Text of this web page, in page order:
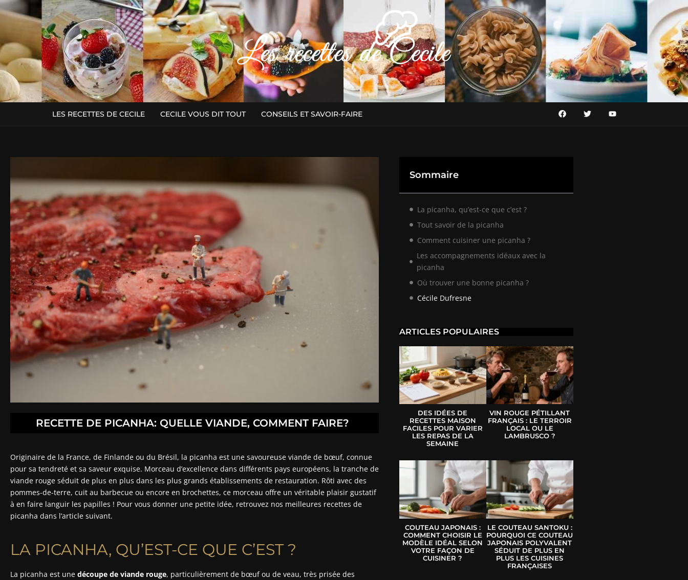
LES RECETTES DE CECILE CECILE VOUS DIT TOUT CONSEILS ET SAVOIR-FAIRE
RECETTE DE PICANHA: QUELLE VIANDE, COMMENT FAIRE?
Originaire de la France, de Finlande ou du Brésil, la picanha est une savoureuse viande de bœuf, connue
pour sa tendreté et sa saveur exquise. Morceau d’excellence dans différents pays européens, la tranche de
viande rouge séduit de plus en plus dans les plus grands établissements de restauration. Rôti avec des
pommes-de-terre, cuit au barbecue ou encore en brochettes, ce morceau offre un véritable plaisir gustatif
à en faire languir les papilles ! Pour vous donner une petite idée, retrouvez nos meilleures recettes de
picanha dans l’article suivant.
LA PICANHA, QU’EST-CE QUE C’EST ?
La picanha est une découpe de viande rouge, particulièrement de bœuf ou de veau, très prisée des
Sommaire
La picanha, qu’est-ce que c’est ?
Tout savoir de la picanha
Comment cuisiner une picanha ?
Les accompagnements idéaux avec la
picanha
Où trouver une bonne picanha ?
Cécile Dufresne
ARTICLES POPULAIRES
DES IDÉES DE
RECETTES MAISON
FACILES POUR VARIER
LES REPAS DE LA
SEMAINE
VIN ROUGE PÉTILLANT
FRANÇAIS : LE TERROIR
LOCAL OU LE
LAMBRUSCO ?
COUTEAU JAPONAIS :
COMMENT CHOISIR LE
MODÈLE IDÉAL SELON
VOTRE FAÇON DE
CUISINER ?
LE COUTEAU SANTOKU :
POURQUOI CE COUTEAU
JAPONAIS POLYVALENT
SÉDUIT DE PLUS EN
PLUS LES CUISINES
FRANÇAISES